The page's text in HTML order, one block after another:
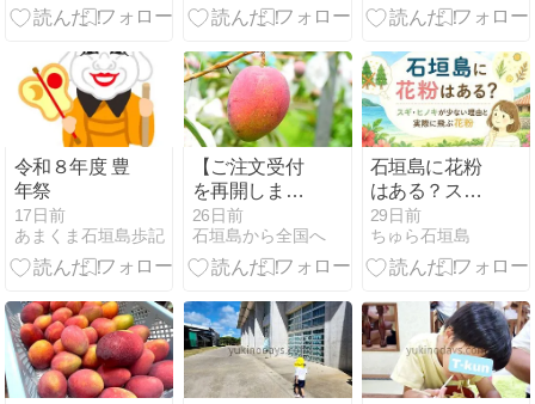
安全対策を現
ルの多い年で
のおかげで完
売できました
令和８年度 豊
年祭
17日前
あまくま石垣島歩記
【ご注文受付
を再開しま
す！】台風被
害のご報告
と、今年の大
ついて
26日前
石垣島から全国へ
石垣島に花粉
はある？ス
ギ・ヒノキが
少ない理由と
実際に飛ぶ花
新】
29日前
ちゅら石垣島